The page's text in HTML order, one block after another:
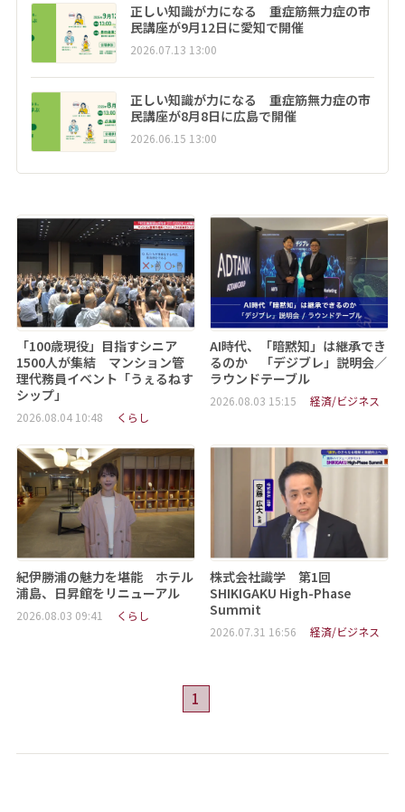
正しい知識が力になる 重症筋無力症の市
民講座が9月12日に愛知で開催
2026.07.13 13:00
正しい知識が力になる 重症筋無力症の市
民講座が8月8日に広島で開催
2026.06.15 13:00
「100歳現役」目指すシニア
1500人が集結 マンション管
理代務員イベント「うぇるねす
シップ」
2026.08.04 10:48 くらし
AI時代、「暗黙知」は継承でき
るのか 「デジブレ」説明会／
ラウンドテーブル
2026.08.03 15:15 経済/ビジネス
紀伊勝浦の魅力を堪能 ホテル
浦島、日昇館をリニューアル
2026.08.03 09:41 くらし
株式会社識学 第1回
SHIKIGAKU High-Phase
Summit
2026.07.31 16:56 経済/ビジネス
1